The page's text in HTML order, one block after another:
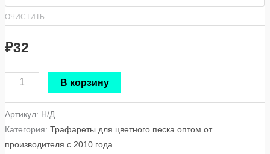
ОЧИСТИТЬ
₽32
В корзину
Артикул: Н/Д
Категория:Трафареты для цветного песка оптом от
производителя с 2010 года